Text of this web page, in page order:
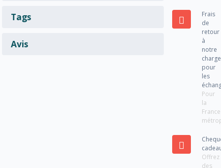
Tags
Avis
Frais
de
retour
à
notre
charge
pour
les
Pour
la
France
Offrez
des